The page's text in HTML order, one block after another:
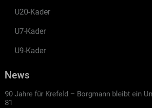
U20-Kader
U7-Kader
U9-Kader
News
90 Jahre für Krefeld – Borgmann bleibt ein
81